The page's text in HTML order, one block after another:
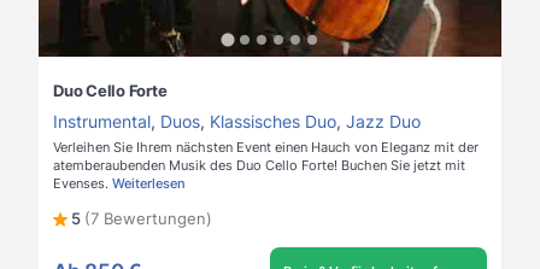
Duo Cello Forte
Instrumental, Duos, Klassisches Duo, Jazz Duo
Verleihen Sie Ihrem nächsten Event einen Hauch von Eleganz mit der
atemberaubenden Musik des Duo Cello Forte! Buchen Sie jetzt mit
Evenses. Weiterlesen
5 (7 Bewertungen)